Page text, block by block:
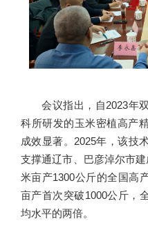
会议指出，自2023年
科所研发的玉米密植高产
成效显著。2025年，该技
支撑通辽市、巴彦淖尔市
米亩产1300公斤的全国高
亩产首次突破1000公斤，
均水平的两倍。